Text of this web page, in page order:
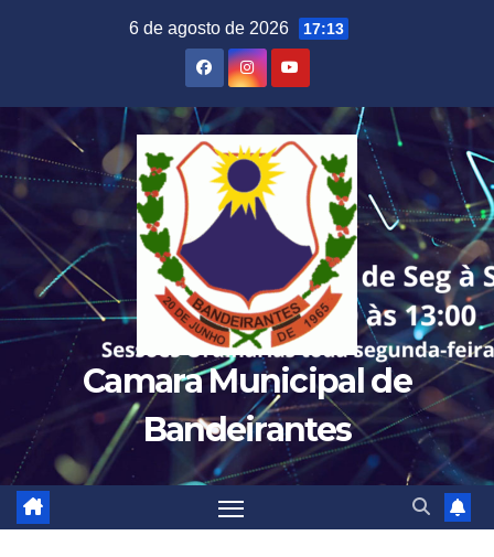
6 de agosto de 2026 17:13
Camara Municipal de
Bandeirantes